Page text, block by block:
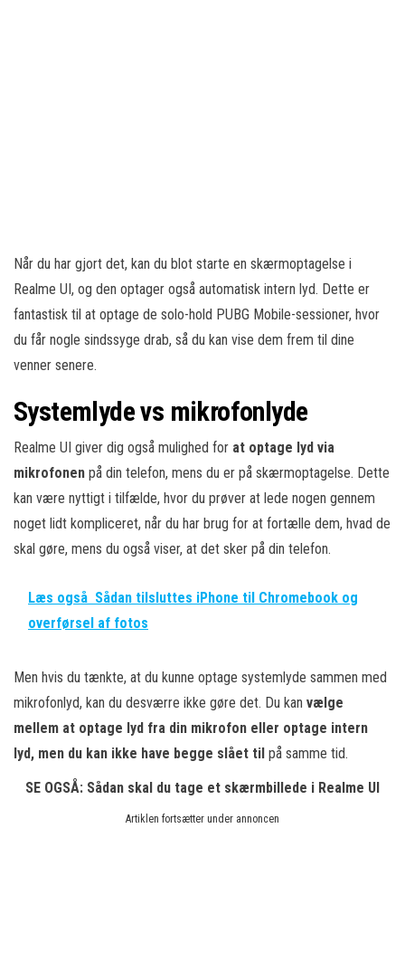
Når du har gjort det, kan du blot starte en skærmoptagelse i
Realme UI, og den optager også automatisk intern lyd. Dette er
fantastisk til at optage de solo-hold PUBG Mobile-sessioner, hvor
du får nogle sindssyge drab, så du kan vise dem frem til dine
venner senere.
Systemlyde vs mikrofonlyde
Realme UI giver dig også mulighed for at optage lyd via
mikrofonen på din telefon, mens du er på skærmoptagelse. Dette
kan være nyttigt i tilfælde, hvor du prøver at lede nogen gennem
noget lidt kompliceret, når du har brug for at fortælle dem, hvad de
skal gøre, mens du også viser, at det sker på din telefon.
Læs også Sådan tilsluttes iPhone til Chromebook og
overførsel af fotos
Men hvis du tænkte, at du kunne optage systemlyde sammen med
mikrofonlyd, kan du desværre ikke gøre det. Du kan vælge
mellem at optage lyd fra din mikrofon eller optage intern
lyd, men du kan ikke have begge slået til på samme tid.
SE OGSÅ: Sådan skal du tage et skærmbillede i Realme UI
Artiklen fortsætter under annoncen